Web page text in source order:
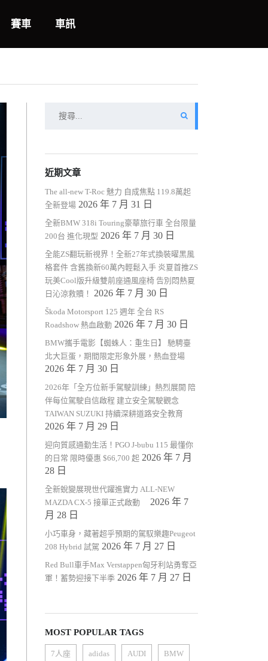
賽車 車訊
近期文章
The all-new T-Roc 魅力 自成焦點 119.8萬起
全新登場 2026 年 7 月 31 日
全新BMW 318i Touring豪華旅行車 全台限量
200台 進化現型 2026 年 7 月 30 日
全能ZS翻玩新視界！全新27年式換裝曜黑風
格套件 含舊換新60萬內輕鬆入手 炎夏首推ZS
玩美Cool版升級雙前座通風座椅 告別悶熱夏
日沁涼救贖！
2026 年 7 月 30 日
Škoda Motorsport 125 週年 全台 RS
Roadshow 熱血啟動 2026 年 7 月 30 日
BMW攜手電影【蜘蛛人：重生日】 馳騁臺
北大巨蛋，期間限定形象外展，熱血登場
2026 年 7 月 30 日
2026年「全方位新手駕駛訓練」熱烈展開 陪
伴每位駕駛自信啟程 建立安全駕駛觀念
TAIWAN SUZUKI 持續深耕道路安全教育
2026 年 7 月 29 日
迎向質感通勤生活！PGO J-bubu 115 最懂你
的日常 限時優惠 $66,700 起 2026 年 7 月
28 日
全新蛻變展現世代躍進實力 ALL-NEW
MAZDA CX-5 接單正式啟動
2026 年 7
月 28 日
小巧車身，藏著超乎預期的駕馭樂趣Peugeot
208 Hybrid 試駕 2026 年 7 月 27 日
Red Bull車手Max Verstappen匈牙利站勇奪亞
軍！蓄勢迎接下半季 2026 年 7 月 27 日
MOST POPULAR TAGS
7人座 adidas AUDI BMW